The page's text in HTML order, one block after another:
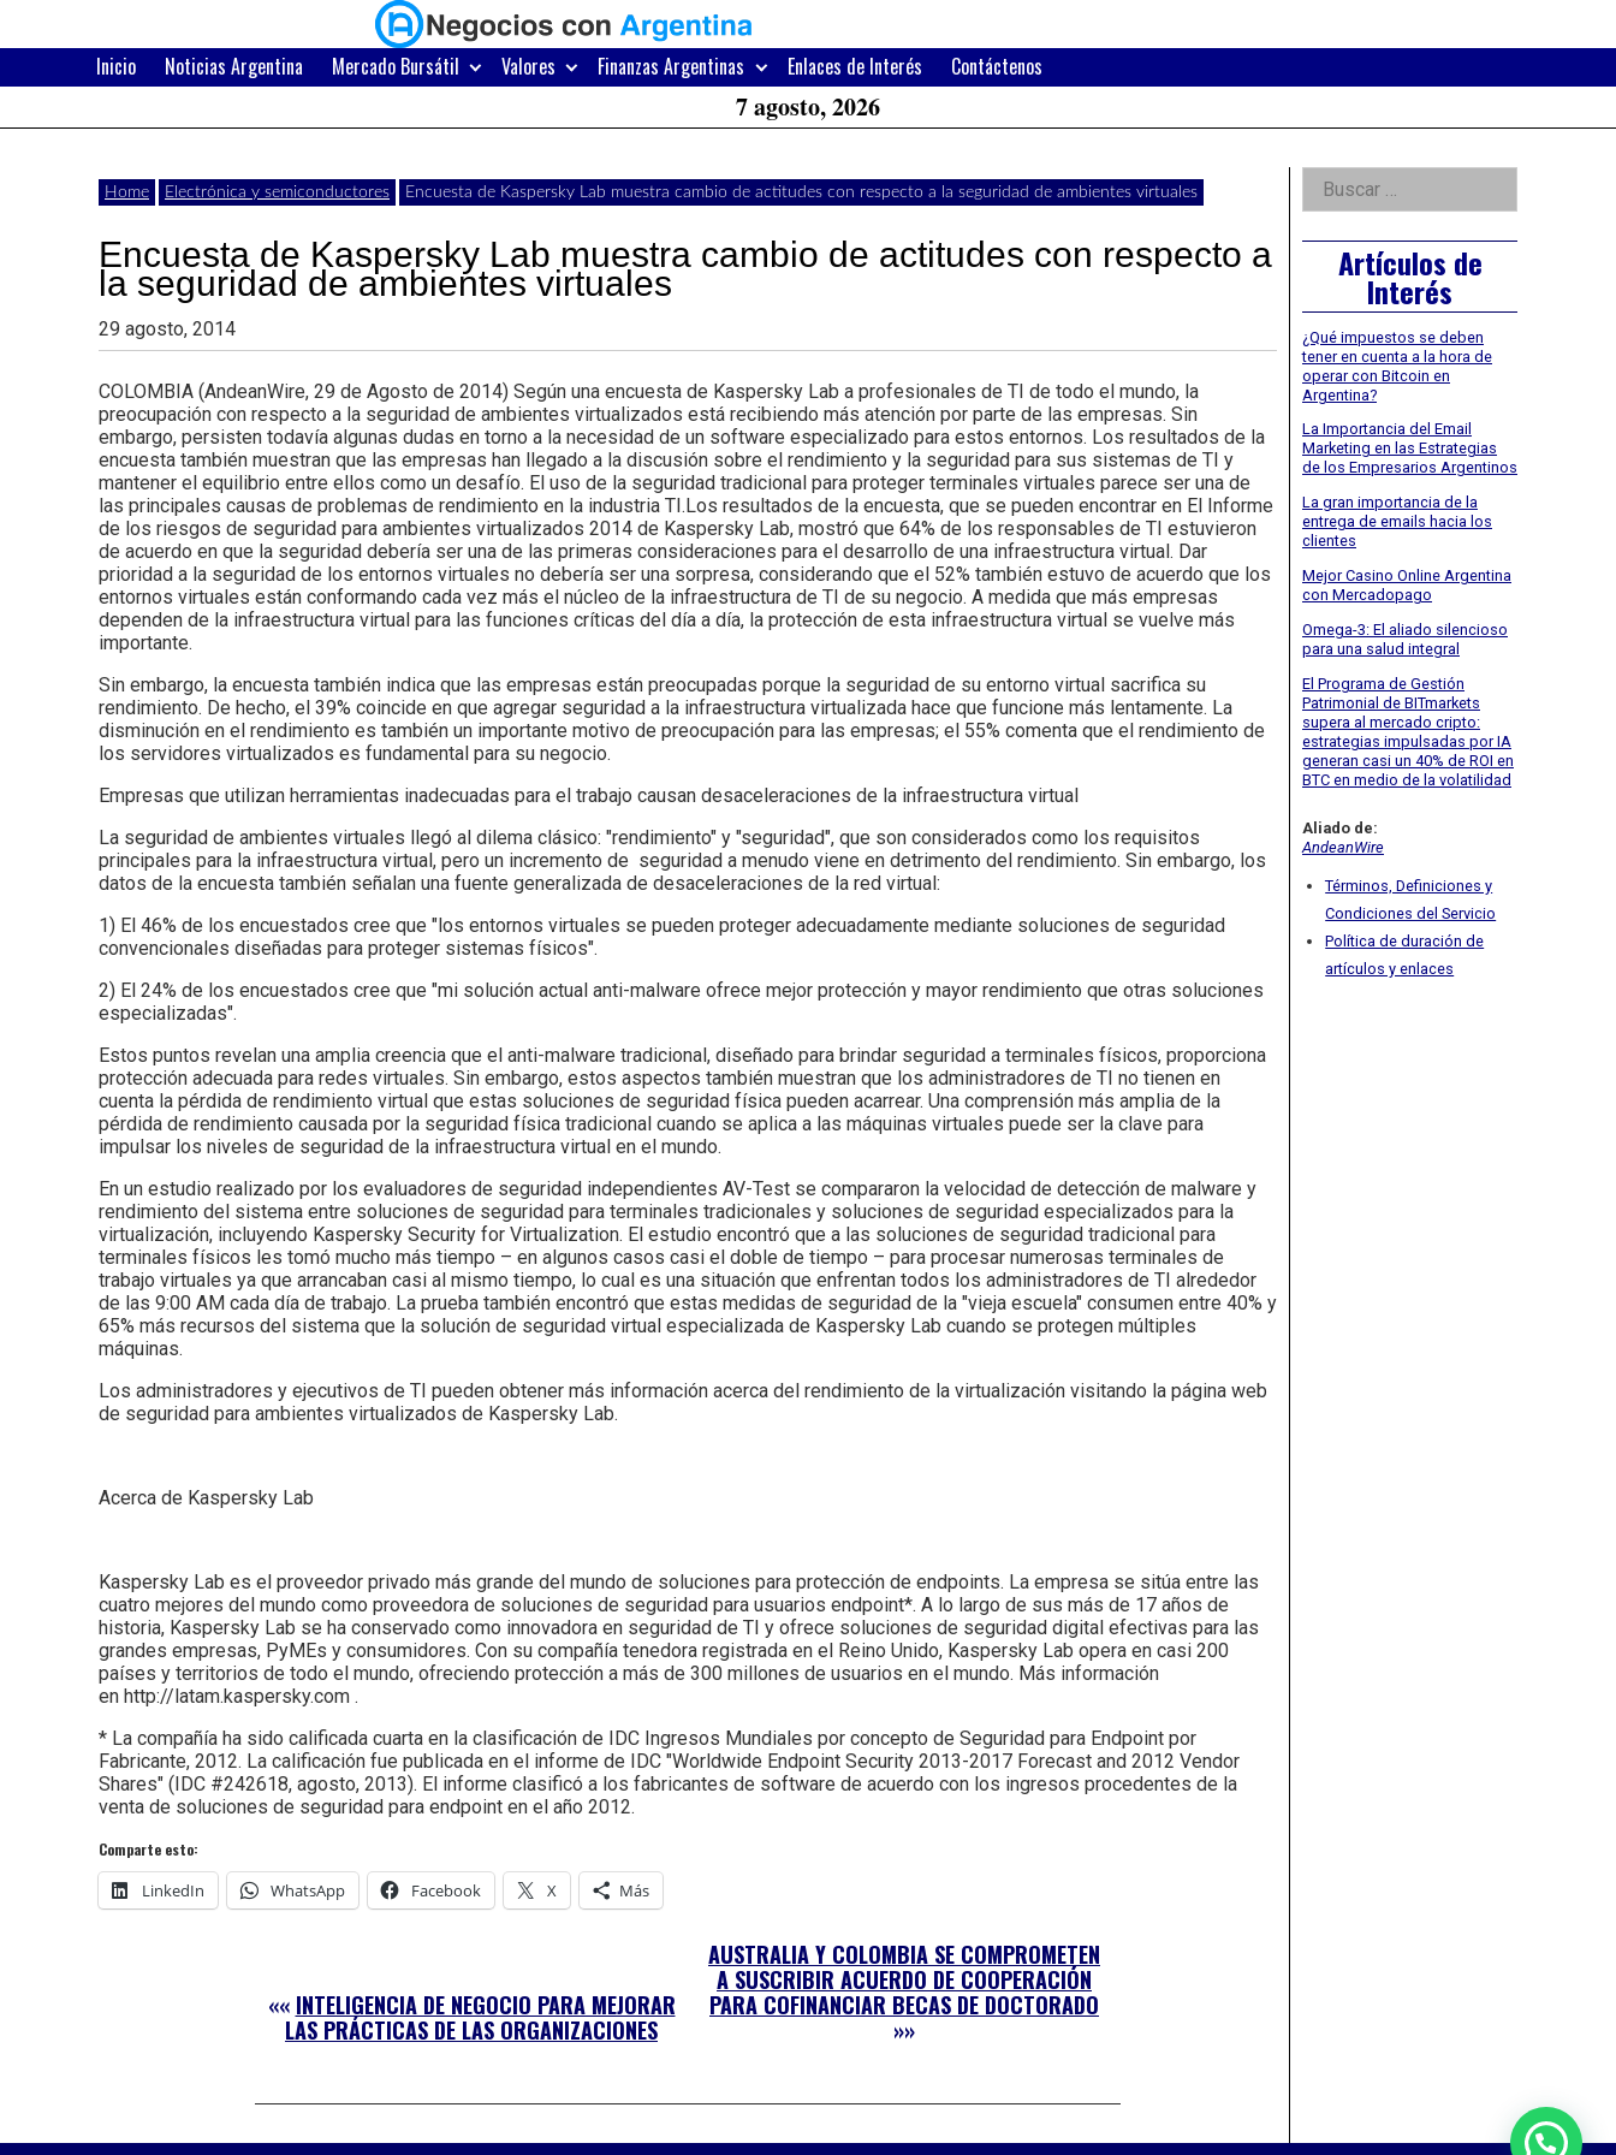
content
Negocios
con
Argentina
Últimas
noticias,
y
actualidad
de
negocios
con
Argentina.
Area
Inicio Noticias Argentina Mercado Bursátil Valores Finanzas Argentinas Enlaces de Interés Contáctenos
7 agosto, 2026
Home Electrónica y semiconductores Encuesta de Kaspersky Lab muestra cambio de actitudes con respecto a la seguridad de ambientes virtuales
Encuesta de Kaspersky Lab muestra cambio de actitudes con respecto a
la seguridad de ambientes virtuales
29 agosto, 2014
COLOMBIA (AndeanWire, 29 de Agosto de 2014) Según una encuesta de Kaspersky Lab a profesionales de TI de todo el mundo, la
preocupación con respecto a la seguridad de ambientes virtualizados está recibiendo más atención por parte de las empresas. Sin
embargo, persisten todavía algunas dudas en torno a la necesidad de un software especializado para estos entornos. Los resultados de la
encuesta también muestran que las empresas han llegado a la discusión sobre el rendimiento y la seguridad para sus sistemas de TI y
mantener el equilibrio entre ellos como un desafío. El uso de la seguridad tradicional para proteger terminales virtuales parece ser una de
las principales causas de problemas de rendimiento en la industria TI.Los resultados de la encuesta, que se pueden encontrar en El Informe
de los riesgos de seguridad para ambientes virtualizados 2014 de Kaspersky Lab, mostró que 64% de los responsables de TI estuvieron
de acuerdo en que la seguridad debería ser una de las primeras consideraciones para el desarrollo de una infraestructura virtual. Dar
prioridad a la seguridad de los entornos virtuales no debería ser una sorpresa, considerando que el 52% también estuvo de acuerdo que los
entornos virtuales están conformando cada vez más el núcleo de la infraestructura de TI de su negocio. A medida que más empresas
dependen de la infraestructura virtual para las funciones críticas del día a día, la protección de esta infraestructura virtual se vuelve más
importante.
Sin embargo, la encuesta también indica que las empresas están preocupadas porque la seguridad de su entorno virtual sacrifica su
rendimiento. De hecho, el 39% coincide en que agregar seguridad a la infraestructura virtualizada hace que funcione más lentamente. La
disminución en el rendimiento es también un importante motivo de preocupación para las empresas; el 55% comenta que el rendimiento de
los servidores virtualizados es fundamental para su negocio.
Empresas que utilizan herramientas inadecuadas para el trabajo causan desaceleraciones de la infraestructura virtual
La seguridad de ambientes virtuales llegó al dilema clásico: "rendimiento" y "seguridad", que son considerados como los requisitos
principales para la infraestructura virtual, pero un incremento de seguridad a menudo viene en detrimento del rendimiento. Sin embargo, los
datos de la encuesta también señalan una fuente generalizada de desaceleraciones de la red virtual:
1) El 46% de los encuestados cree que "los entornos virtuales se pueden proteger adecuadamente mediante soluciones de seguridad
convencionales diseñadas para proteger sistemas físicos".
2) El 24% de los encuestados cree que "mi solución actual anti-malware ofrece mejor protección y mayor rendimiento que otras soluciones
especializadas".
Estos puntos revelan una amplia creencia que el anti-malware tradicional, diseñado para brindar seguridad a terminales físicos, proporciona
protección adecuada para redes virtuales. Sin embargo, estos aspectos también muestran que los administradores de TI no tienen en
cuenta la pérdida de rendimiento virtual que estas soluciones de seguridad física pueden acarrear. Una comprensión más amplia de la
pérdida de rendimiento causada por la seguridad física tradicional cuando se aplica a las máquinas virtuales puede ser la clave para
impulsar los niveles de seguridad de la infraestructura virtual en el mundo.
En un estudio realizado por los evaluadores de seguridad independientes AV-Test se compararon la velocidad de detección de malware y
rendimiento del sistema entre soluciones de seguridad para terminales tradicionales y soluciones de seguridad especializados para la
virtualización, incluyendo Kaspersky Security for Virtualization. El estudio encontró que a las soluciones de seguridad tradicional para
terminales físicos les tomó mucho más tiempo – en algunos casos casi el doble de tiempo – para procesar numerosas terminales de
trabajo virtuales ya que arrancaban casi al mismo tiempo, lo cual es una situación que enfrentan todos los administradores de TI alrededor
de las 9:00 AM cada día de trabajo. La prueba también encontró que estas medidas de seguridad de la "vieja escuela" consumen entre 40% y
65% más recursos del sistema que la solución de seguridad virtual especializada de Kaspersky Lab cuando se protegen múltiples
máquinas.
Los administradores y ejecutivos de TI pueden obtener más información acerca del rendimiento de la virtualización visitando la página web
de seguridad para ambientes virtualizados de Kaspersky Lab.
Acerca de Kaspersky Lab
Kaspersky Lab es el proveedor privado más grande del mundo de soluciones para protección de endpoints. La empresa se sitúa entre las
cuatro mejores del mundo como proveedora de soluciones de seguridad para usuarios endpoint*. A lo largo de sus más de 17 años de
historia, Kaspersky Lab se ha conservado como innovadora en seguridad de TI y ofrece soluciones de seguridad digital efectivas para las
grandes empresas, PyMEs y consumidores. Con su compañía tenedora registrada en el Reino Unido, Kaspersky Lab opera en casi 200
países y territorios de todo el mundo, ofreciendo protección a más de 300 millones de usuarios en el mundo. Más información
en http://latam.kaspersky.com .
* La compañía ha sido calificada cuarta en la clasificación de IDC Ingresos Mundiales por concepto de Seguridad para Endpoint por
Fabricante, 2012. La calificación fue publicada en el informe de IDC "Worldwide Endpoint Security 2013-2017 Forecast and 2012 Vendor
Shares" (IDC #242618, agosto, 2013). El informe clasificó a los fabricantes de software de acuerdo con los ingresos procedentes de la
venta de soluciones de seguridad para endpoint en el año 2012.
Comparte esto:
LinkedIn WhatsApp Facebook X Más
«« INTELIGENCIA DE NEGOCIO PARA MEJORAR
LAS PRÁCTICAS DE LAS ORGANIZACIONES
AUSTRALIA Y COLOMBIA SE COMPROMETEN
A SUSCRIBIR ACUERDO DE COOPERACIÓN
PARA COFINANCIAR BECAS DE DOCTORADO
»»
Right
Asides
Buscar:
Artículos de
Interés
¿Qué impuestos se deben
tener en cuenta a la hora de
operar con Bitcoin en
Argentina?
La Importancia del Email
Marketing en las Estrategias
de los Empresarios Argentinos
La gran importancia de la
entrega de emails hacia los
clientes
Mejor Casino Online Argentina
con Mercadopago
Omega-3: El aliado silencioso
para una salud integral
El Programa de Gestión
Patrimonial de BITmarkets
supera al mercado cripto:
estrategias impulsadas por IA
generan casi un 40% de ROI en
BTC en medio de la volatilidad
Aliado de:
AndeanWire
Términos, Definiciones y
Condiciones del Servicio
Política de duración de
artículos y enlaces